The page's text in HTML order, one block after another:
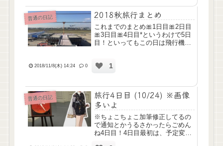
普通の日記 2018秋旅行まとめ
これまでのまとめ🎀1日目🎀2日目
🎀3日目🎀4日目*というわけで5日
目！といってもこの日は飛行機で
ゃったから、帰りは余裕をもって
2018/11/8(木) 14:24 0 1
普通の日記
旅行4日目 (10/24) ※画像
多いよ
※ちょこちょこ加筆修正してるの
で通知とかうるさかったらごめん
ね4日目！4日目最初は、予定変更